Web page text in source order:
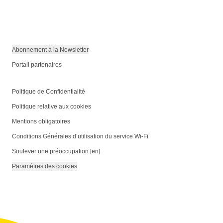
Abonnement à la Newsletter
Portail partenaires
Politique de Confidentialité
Politique relative aux cookies
Mentions obligatoires
Conditions Générales d’utilisation du service Wi-Fi
Soulever une préoccupation [en]
Paramètres des cookies